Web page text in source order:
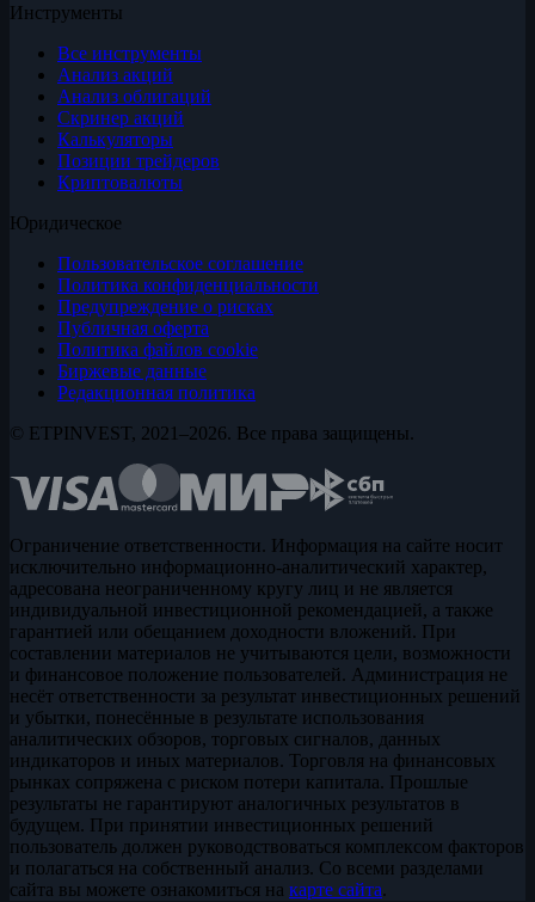
Инструменты
Все инструменты
Анализ акций
Анализ облигаций
Скринер акций
Калькуляторы
Позиции трейдеров
Криптовалюты
Юридическое
Пользовательское соглашение
Политика конфиденциальности
Предупреждение о рисках
Публичная оферта
Политика файлов cookie
Биржевые данные
Редакционная политика
© ETPINVEST, 2021–2026. Все права защищены.
Ограничение ответственности. Информация на сайте носит
исключительно информационно-аналитический характер,
адресована неограниченному кругу лиц и не является
индивидуальной инвестиционной рекомендацией, а также
гарантией или обещанием доходности вложений. При
составлении материалов не учитываются цели, возможности
и финансовое положение пользователей. Администрация не
несёт ответственности за результат инвестиционных решений
и убытки, понесённые в результате использования
аналитических обзоров, торговых сигналов, данных
индикаторов и иных материалов. Торговля на финансовых
рынках сопряжена с риском потери капитала. Прошлые
результаты не гарантируют аналогичных результатов в
будущем. При принятии инвестиционных решений
пользователь должен руководствоваться комплексом факторов
и полагаться на собственный анализ. Со всеми разделами
сайта вы можете ознакомиться на карте сайта.